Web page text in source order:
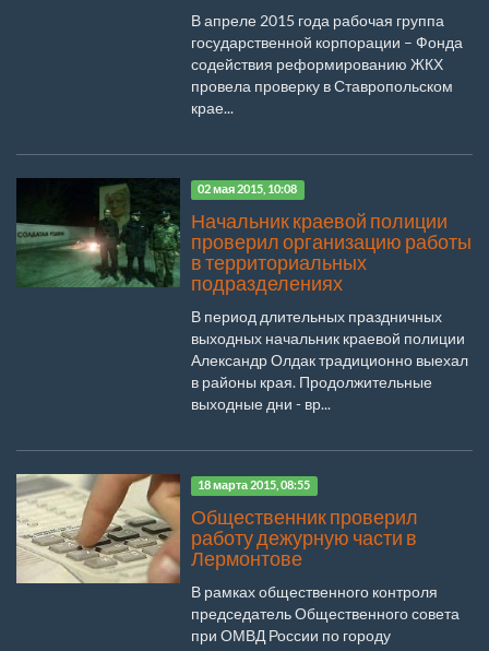
В апреле 2015 года рабочая группа
государственной корпорации – Фонда
содействия реформированию ЖКХ
провела проверку в Ставропольском
крае...
02 мая 2015, 10:08
Начальник краевой полиции
проверил организацию работы
в территориальных
подразделениях
В период длительных праздничных
выходных начальник краевой полиции
Александр Олдак традиционно выехал
в районы края. Продолжительные
выходные дни - вр...
18 марта 2015, 08:55
Общественник проверил
работу дежурную части в
Лермонтове
В рамках общественного контроля
председатель Общественного совета
при ОМВД России по городу